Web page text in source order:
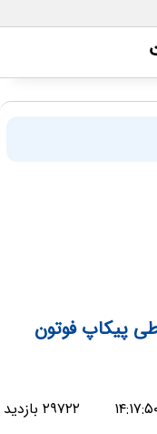
پیکاپ فوتون
۲۹۷۲۲ بازدید